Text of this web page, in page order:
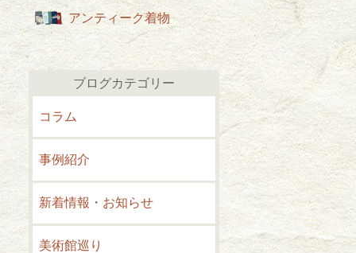
アンティーク着物
ブログカテゴリー
コラム
事例紹介
新着情報・お知らせ
美術館巡り